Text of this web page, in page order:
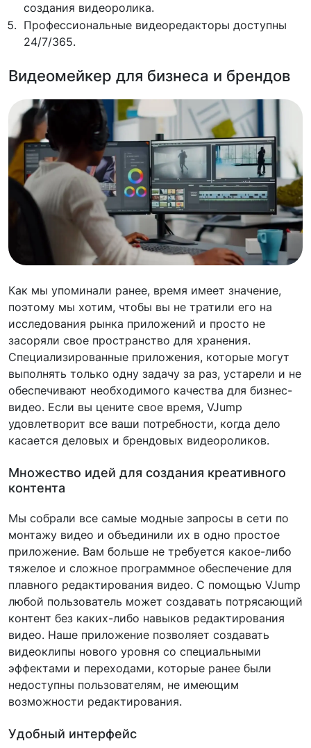
создания видеоролика.
Профессиональные видеоредакторы доступны
24/7/365.
Видеомейкер для бизнеса и брендов
Как мы упоминали ранее, время имеет значение,
поэтому мы хотим, чтобы вы не тратили его на
исследования рынка приложений и просто не
засоряли свое пространство для хранения.
Специализированные приложения, которые могут
выполнять только одну задачу за раз, устарели и не
обеспечивают необходимого качества для бизнес-
видео. Если вы цените свое время, VJump
удовлетворит все ваши потребности, когда дело
касается деловых и брендовых видеороликов.
Множество идей для создания креативного
контента
Мы собрали все самые модные запросы в сети по
монтажу видео и объединили их в одно простое
приложение. Вам больше не требуется какое-либо
тяжелое и сложное программное обеспечение для
плавного редактирования видео. С помощью VJump
любой пользователь может создавать потрясающий
контент без каких-либо навыков редактирования
видео. Наше приложение позволяет создавать
видеоклипы нового уровня со специальными
эффектами и переходами, которые ранее были
недоступны пользователям, не имеющим
возможности редактирования.
Удобный интерфейс